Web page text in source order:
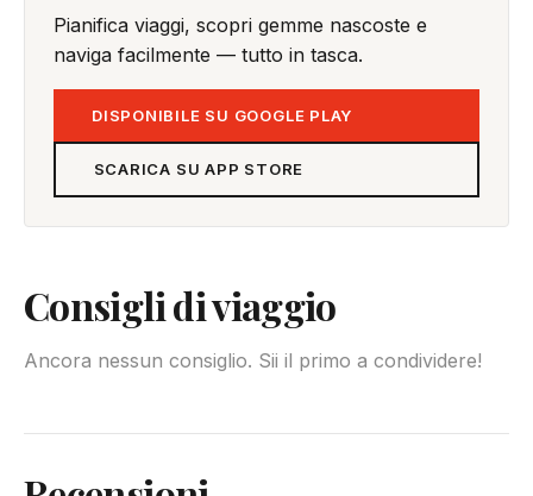
Pianifica viaggi, scopri gemme nascoste e
naviga facilmente — tutto in tasca.
DISPONIBILE SU GOOGLE PLAY
SCARICA SU APP STORE
Consigli di viaggio
Ancora nessun consiglio. Sii il primo a condividere!